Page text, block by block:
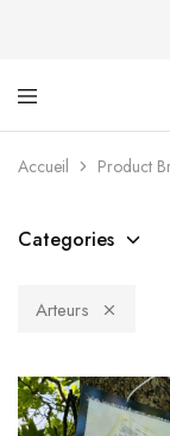
Accueil Product
Categories
Arteurs